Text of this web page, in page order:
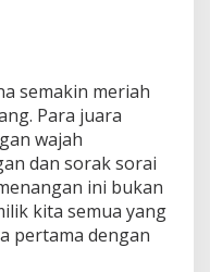
semakin meriah
Para juara
wajah
dan sorak sorai
ini bukan
kita semua yang
pertama dengan